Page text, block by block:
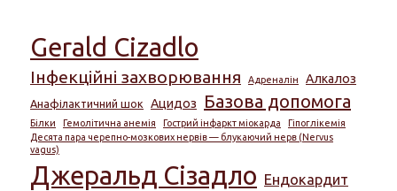
Gerald Cizadlo
Інфекційні захворювання Адреналін Алкалоз
Анафілактичний шок Ацидоз Базова допомога
Білки Гемолітична анемія Гострий інфаркт міокарда
Гіпоглікемія
Десята пара черепно-мозкових нервів — блукаючий нерв (Nervus
vagus)
Джеральд Сізадло Ендокардит